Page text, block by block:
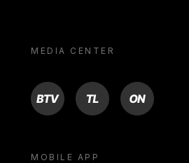
MEDIA CENTER
BTV TL ON
MOBILE APP